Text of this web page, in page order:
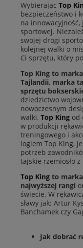
Wybierając Top
bezpieczeństwo i
na innowacyjność,
sportowej.
swojej drogi
kolejnej walki o
Ci sprzętu, który
Top King to
Tajlandii, marka
sprzętu
dziedzictwo
nowoczesnym
walki, Top King od
w produkcji
treningowego i
logiem Top King,
potrzeb
tajskie rzemiosło
Top King to
najwyższej rangi
świecie. W
sławy jak: Artur
Banchamek czy
Jak dobrać